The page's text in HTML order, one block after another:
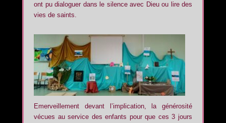
ont pu dialoguer dans le silence avec Dieu ou lire des
vies de saints.
Emerveillement devant l’implication, la générosité
vécues au service des enfants pour que ces 3 jours